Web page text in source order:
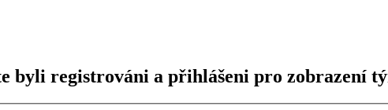
byli registrováni a přihlášeni pro zobrazení